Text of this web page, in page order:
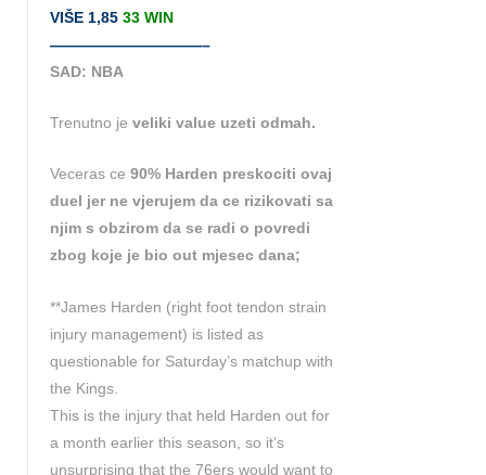
VIŠE 1,85 33 WIN
——————————–
SAD: NBA
Trenutno je veliki value uzeti odmah.
Veceras ce 90% Harden preskociti ovaj
duel jer ne vjerujem da ce rizikovati sa
njim s obzirom da se radi o povredi
zbog koje je bio out mjesec dana;
**James Harden (right foot tendon strain
injury management) is listed as
questionable for Saturday’s matchup with
the Kings.
This is the injury that held Harden out for
a month earlier this season, so it’s
unsurprising that the 76ers would want to